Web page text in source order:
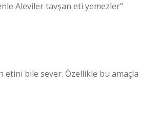
Aleviler tavşan eti yemezler”
bile sever. Özellikle bu amaçla